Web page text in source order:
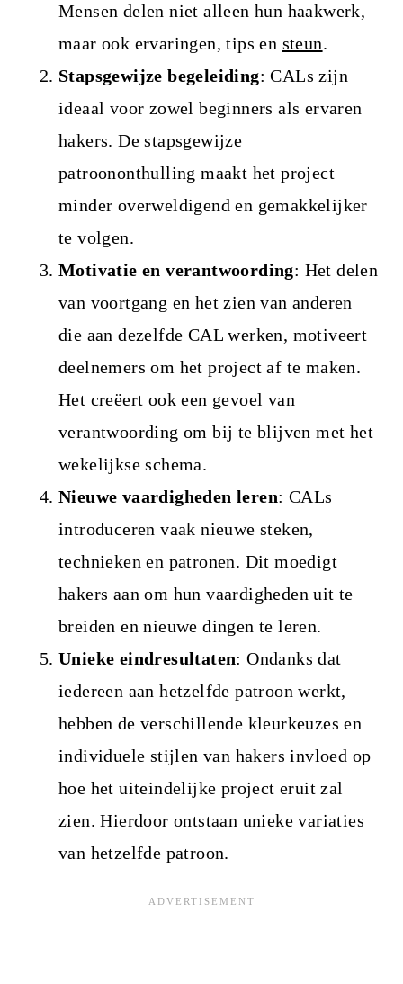
Mensen delen niet alleen hun haakwerk,
maar ook ervaringen, tips en steun.
Stapsgewijze begeleiding: CALs zijn
ideaal voor zowel beginners als ervaren
hakers. De stapsgewijze
patroononthulling maakt het project
minder overweldigend en gemakkelijker
te volgen.
Motivatie en verantwoording: Het delen
van voortgang en het zien van anderen
die aan dezelfde CAL werken, motiveert
deelnemers om het project af te maken.
Het creëert ook een gevoel van
verantwoording om bij te blijven met het
wekelijkse schema.
Nieuwe vaardigheden leren: CALs
introduceren vaak nieuwe steken,
technieken en patronen. Dit moedigt
hakers aan om hun vaardigheden uit te
breiden en nieuwe dingen te leren.
Unieke eindresultaten: Ondanks dat
iedereen aan hetzelfde patroon werkt,
hebben de verschillende kleurkeuzes en
individuele stijlen van hakers invloed op
hoe het uiteindelijke project eruit zal
zien. Hierdoor ontstaan unieke variaties
van hetzelfde patroon.